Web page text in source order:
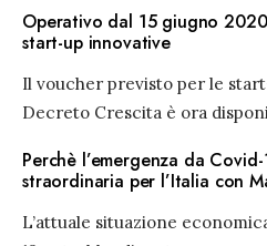
Operativo dal 15 giugno
start-up innovative
Il voucher previsto per le
Decreto Crescita è ora
Perchè l’emergenza da
straordinaria per l’Italia con
L’attuale situazione